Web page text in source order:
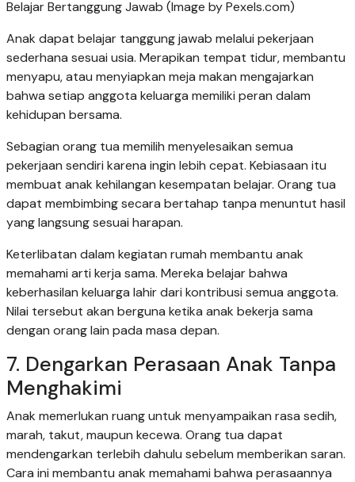
Belajar Bertanggung Jawab (Image by Pexels.com)
Anak dapat belajar tanggung jawab melalui pekerjaan
sederhana sesuai usia. Merapikan tempat tidur, membantu
menyapu, atau menyiapkan meja makan mengajarkan
bahwa setiap anggota keluarga memiliki peran dalam
kehidupan bersama.
Sebagian orang tua memilih menyelesaikan semua
pekerjaan sendiri karena ingin lebih cepat. Kebiasaan itu
membuat anak kehilangan kesempatan belajar. Orang tua
dapat membimbing secara bertahap tanpa menuntut hasil
yang langsung sesuai harapan.
Keterlibatan dalam kegiatan rumah membantu anak
memahami arti kerja sama. Mereka belajar bahwa
keberhasilan keluarga lahir dari kontribusi semua anggota.
Nilai tersebut akan berguna ketika anak bekerja sama
dengan orang lain pada masa depan.
7. Dengarkan Perasaan Anak Tanpa
Menghakimi
Anak memerlukan ruang untuk menyampaikan rasa sedih,
marah, takut, maupun kecewa. Orang tua dapat
mendengarkan terlebih dahulu sebelum memberikan saran.
Cara ini membantu anak memahami bahwa perasaannya